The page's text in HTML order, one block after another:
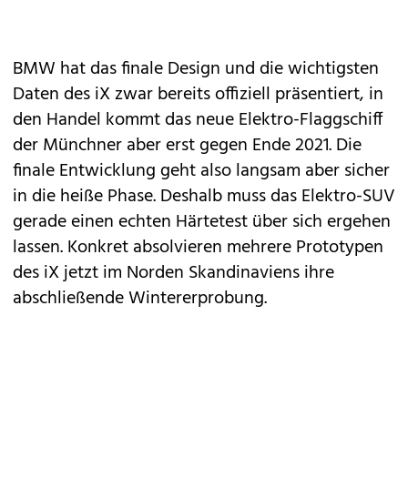
BMW hat das finale Design und die wichtigsten
Daten des iX zwar bereits offiziell präsentiert, in
den Handel kommt das neue Elektro-Flaggschiff
der Münchner aber erst gegen Ende 2021. Die
finale Entwicklung geht also langsam aber sicher
in die heiße Phase. Deshalb muss das Elektro-SUV
gerade einen echten Härtetest über sich ergehen
lassen. Konkret absolvieren mehrere Prototypen
des iX jetzt im Norden Skandinaviens ihre
abschließende Wintererprobung.